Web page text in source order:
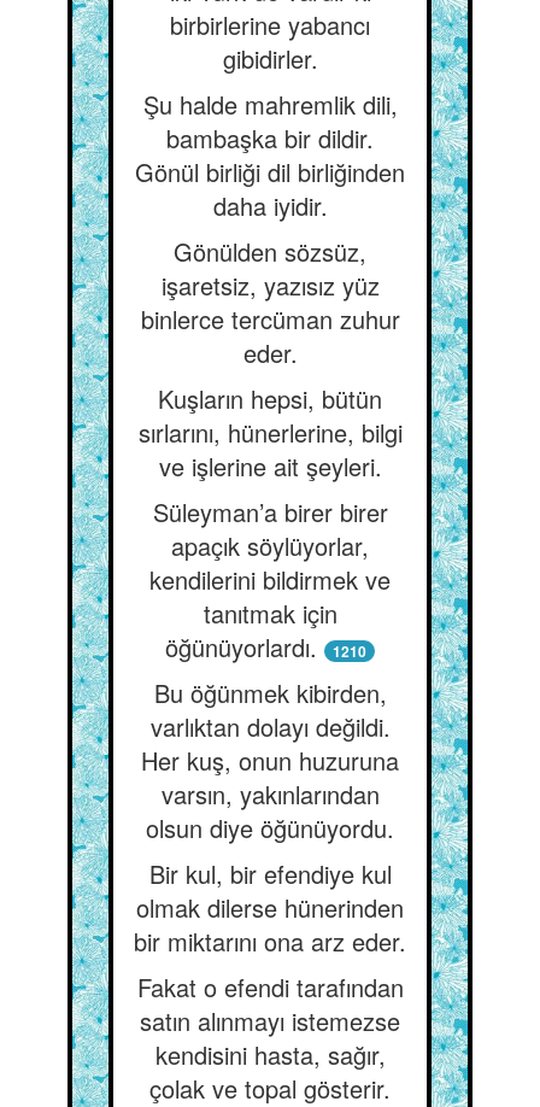
birbirlerine yabancı
gibidirler.
Şu halde mahremlik dili,
bambaşka bir dildir.
Gönül birliği dil birliğinden
daha iyidir.
Gönülden sözsüz,
işaretsiz, yazısız yüz
binlerce tercüman zuhur
eder.
Kuşların hepsi, bütün
sırlarını, hünerlerine, bilgi
ve işlerine ait şeyleri.
Süleyman’a birer birer
apaçık söylüyorlar,
kendilerini bildirmek ve
tanıtmak için
öğünüyorlardı.
1210
Bu öğünmek kibirden,
varlıktan dolayı değildi.
Her kuş, onun huzuruna
varsın, yakınlarından
olsun diye öğünüyordu.
Bir kul, bir efendiye kul
olmak dilerse hünerinden
bir miktarını ona arz eder.
Fakat o efendi tarafından
satın alınmayı istemezse
kendisini hasta, sağır,
çolak ve topal gösterir.